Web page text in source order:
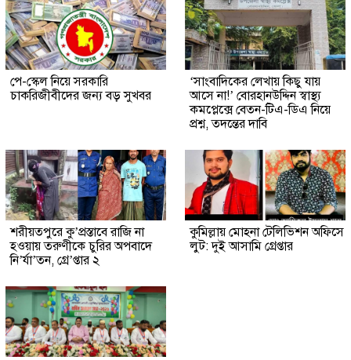
পে-স্কেল নিয়ে সরকারি
চাকরিজীবীদের জন্য বড় সুখবর
‘সাংবাদিকের লেখায় কিছু যায়
আসে না!’ বোরহানউদ্দিন স্বাস্থ্য
কমপ্লেক্সে বেতন-টিএ-ডিএ নিয়ে
প্রশ্ন, তদন্তের দাবি
শরীয়তপুরে কু’প্রস্তাবে রাজি না
হওয়ায় তরুণীকে চুরির অপবাদে
নি’র্যা’তন, গ্রে’প্তার ২
কুমিল্লায় মোহনা টেলিভিশন অফিসে
লুট: দুই আসামি গ্রেপ্তার